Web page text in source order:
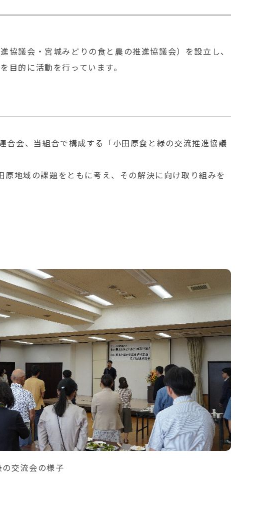
議会・宮城みどりの食と農の推進協議会）を設立し、
的に活動を行っています。
会、当組合で構成する「小田原食と緑の交流推進協議
地域の課題をともに考え、その解決に向け取り組みを
交流会の様子